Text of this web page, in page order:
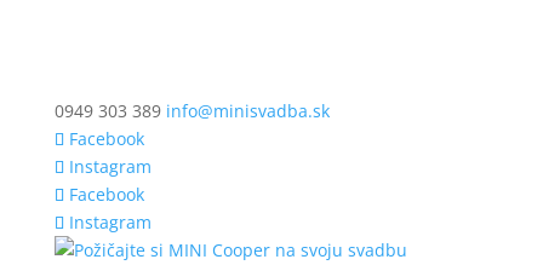
0949 303 389 info@minisvadba.sk
Facebook
Instagram
Facebook
Instagram